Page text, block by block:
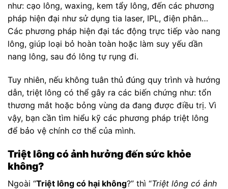
như: cạo lông, waxing, kem tẩy lông, đến các phương
pháp hiện đại như sử dụng tia laser, IPL, điện phân…
Các phương pháp hiện đại tác động trực tiếp vào nang
lông, giúp loại bỏ hoàn toàn hoặc làm suy yếu dần
nang lông, sau đó lông tự rụng đi.
Tuy nhiên, nếu không tuân thủ đúng quy trình và hướng
dẫn, triệt lông có thể gây ra các biến chứng như: tổn
thương mắt hoặc bỏng vùng da đang được điều trị. Vì
vậy, bạn cần tìm hiểu kỹ các phương pháp triệt lông
để bảo vệ chính cơ thể của mình.
Triệt lông có ảnh hưởng đến sức khỏe
không?
Ngoài “Triệt lông có hại không?” thì “Triệt lông có ảnh